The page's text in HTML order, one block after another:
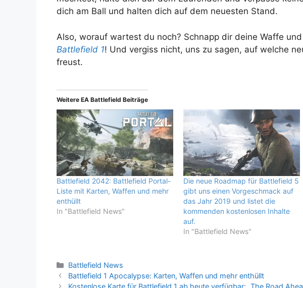
dich am Ball und halten dich auf dem neuesten Stand.
Also, worauf wartest du noch? Schnapp dir deine Waffe
Battlefield 1! Und vergiss nicht, uns zu sagen, auf welche
freust.
Weitere EA Battlefield Beiträge
Battlefield 2042: Battlefield Portal-
Liste mit Karten, Waffen und mehr
enthüllt
In "Battlefield News"
Die neue Roadmap für Battlefield 5
gibt uns einen Vorgeschmack auf
das Jahr 2019 und listet die
kommenden kostenlosen Inhalte
auf.
In "Battlefield News"
Kategorien
Battlefield News
Battlefield 1 Apocalypse: Karten, Waffen und mehr enthüllt
Kostenlose Karte für Battlefield 1 ab heute verfügbar: „The Road